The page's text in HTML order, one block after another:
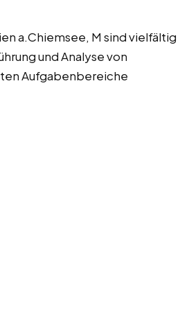
a.Chiemsee, M sind vielfältig
und Analyse von
Aufgabenbereiche